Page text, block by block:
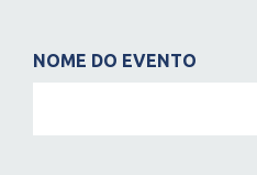
NOME DO EVENTO